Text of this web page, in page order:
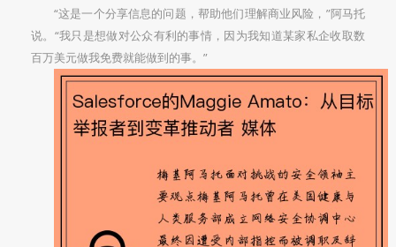
“这是一个分享信息的问题，帮助他们理解商业风险，”阿马托
说。“我只是想做对公众有利的事情，因为我知道某家私企收取数
百万美元做我免费就能做到的事。”